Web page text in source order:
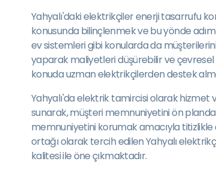
Yahyalı'daki elektrikçiler enerji tasarrufu
konusunda bilinçlenmek ve bu yönde
ev sistemleri gibi konularda da
yaparak maliyetleri düşürebilir ve
konuda uzman elektrikçilerden destek
Yahyalı'da elektrik tamircisi olarak
sunarak, müşteri memnuniyetini ön
memnuniyetini korumak amacıyla titizlikle
ortağı olarak tercih edilen Yahyalı
kalitesi ile öne çıkmaktadır.